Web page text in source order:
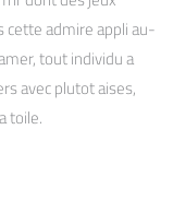
cette admire appli au-
tout individu a
avec plutot aises,
toile.